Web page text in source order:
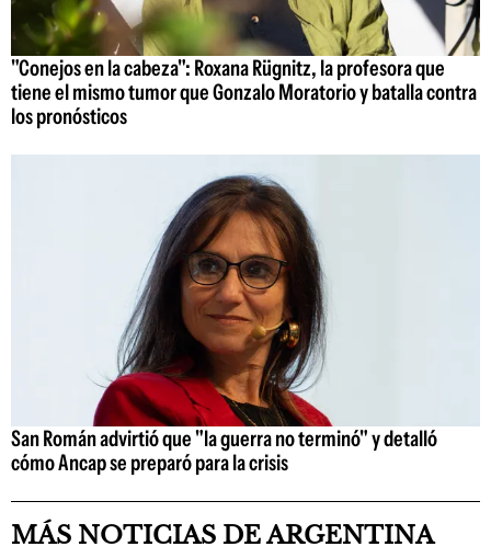
"Conejos en la cabeza": Roxana Rügnitz, la profesora que
tiene el mismo tumor que Gonzalo Moratorio y batalla contra
los pronósticos
San Román advirtió que "la guerra no terminó" y detalló
cómo Ancap se preparó para la crisis
MÁS NOTICIAS DE ARGENTINA